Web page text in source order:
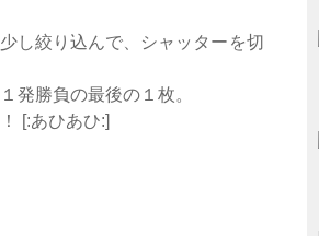
し絞り込んで、シャッターを切
発勝負の最後の１枚。
[:あひあひ:]